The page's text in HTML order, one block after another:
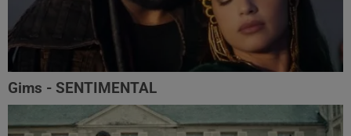
Gims - SENTIMENTAL